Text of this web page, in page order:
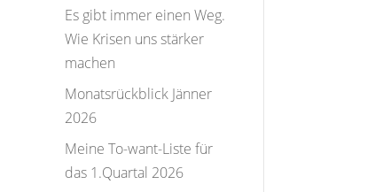
Es gibt immer einen Weg.
Wie Krisen uns stärker
machen
Monatsrückblick Jänner
2026
Meine To-want-Liste für
das 1.Quartal 2026